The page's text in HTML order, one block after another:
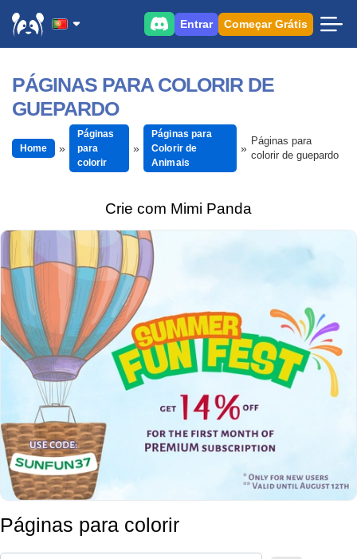
Entrar Começar Grátis
PÁGINAS PARA COLORIR DE
GUEPARDO
Home
Páginas
para
colorir
Páginas para
Colorir de
Animais
Páginas para
colorir de guepardo
Crie com Mimi Panda
Páginas para colorir